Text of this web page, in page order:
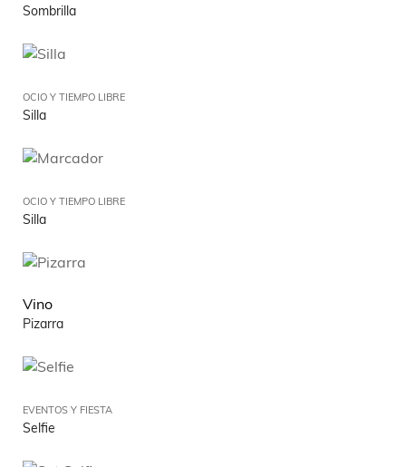
Sombrilla
OCIO Y TIEMPO LIBRE
Silla
OCIO Y TIEMPO LIBRE
Silla
Vino
Pizarra
EVENTOS Y FIESTA
Selfie